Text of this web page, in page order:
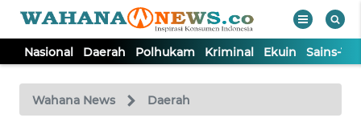
Nasional Daerah Polhukam Kriminal Ekuin Sains-
Wahana News Daerah
TV
Tutup